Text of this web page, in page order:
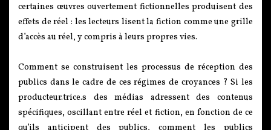
certaines œuvres ouvertement fictionnelles produisent des
effets de réel : les lecteurs lisent la fiction comme une grille
d’accès au réel, y compris à leurs propres vies.
Comment se construisent les processus de réception des
publics dans le cadre de ces régimes de croyances ? Si les
producteur.trice.s des médias adressent des contenus
spécifiques, oscillant entre réel et fiction, en fonction de ce